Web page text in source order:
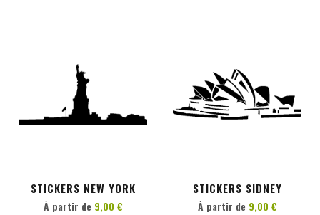
STICKERS NEW YORK
À partir de 9,00 €
STICKERS SIDNEY
À partir de 9,00 €